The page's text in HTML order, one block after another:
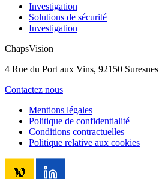
Investigation
Solutions de sécurité
Investigation
ChapsVision
4 Rue du Port aux Vins, 92150 Suresnes
Contactez nous
Mentions légales
Politique de confidentialité
Conditions contractuelles
Politique relative aux cookies